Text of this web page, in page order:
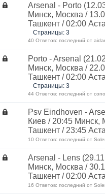
Arsenal - Porto
Минск, Москва /
Ташкент / 02:00
Страницы: 3
40 Ответов: последний от
Porto - Arsenal
Минск, Москва /
Ташкент / 02:00
Страницы: 3
44 Ответов: последний от
Psv Eindhoven -
Киев / 20:45 Минск,
Ташкент / 23:45
10 Ответов: последний от
Arsenal - Lens
Минск, Москва /
Ташкент / 02:00
16 Ответов: последний от